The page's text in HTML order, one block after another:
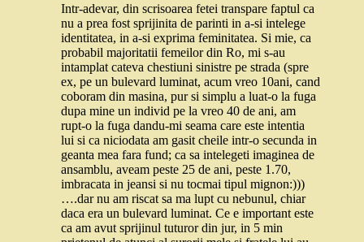
Intr-adevar, din scrisoarea fetei transpare faptul ca
nu a prea fost sprijinita de parinti in a-si intelege
identitatea, in a-si exprima feminitatea. Si mie, ca
probabil majoritatii femeilor din Ro, mi s-au
intamplat cateva chestiuni sinistre pe strada (spre
ex, pe un bulevard luminat, acum vreo 10ani, cand
coboram din masina, pur si simplu a luat-o la fuga
dupa mine un individ pe la vreo 40 de ani, am
rupt-o la fuga dandu-mi seama care este intentia
lui si ca niciodata am gasit cheile intr-o secunda in
geanta mea fara fund; ca sa intelegeti imaginea de
ansamblu, aveam peste 25 de ani, peste 1.70,
imbracata in jeansi si nu tocmai tipul mignon:)))
….dar nu am riscat sa ma lupt cu nebunul, chiar
daca era un bulevard luminat. Ce e important este
ca am avut sprijinul tuturor din jur, in 5 min